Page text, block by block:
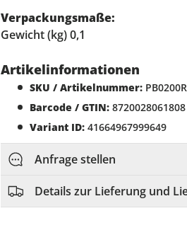
Verpackungsmaße:
Gewicht (kg) 0,1
Artikelinformationen
SKU / Artikelnummer: PB0200R
Barcode / GTIN: 8720028061808
Variant ID: 41664967999649
Anfrage stellen
Details zur Lieferung und